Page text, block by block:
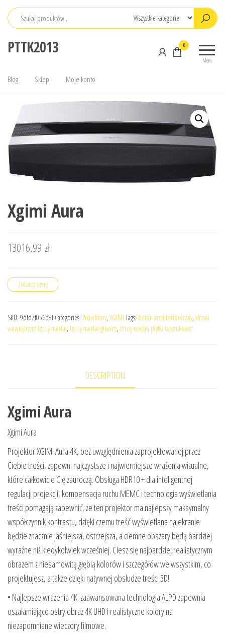
Przejdź
PTTK2013
Menu
0
Blog Sklep Moje konto
Xgimi Aura
13016,99 zł
Zobacz cenę
SKU: 9dfd7f056b8f Categories: Projektory, XGIMI Tags: beton architektoniczny, drzwi
wewnętrzne leroy merlin, leroy merlin gliwice, leroy merlin płytki łazienkowe
DESCRIPTION
Xgimi Aura
Xgimi Aura
Projektor XGIMI Aura 4K, bez uwzględnienia zaprojektowanej przez
Ciebie treści, zapewni najczystsze i najwierniejsze wrażenia wizualne,
które całkowicie Cię zauroczą. Obsługa HDR10 + dla inteligentnej
regulacji projekcji, kompensacja ruchu MEMC i technologia wyświetlania
treści pomagają zapewnić, że ten projektor ma najlepszy maksymalny
współczynnik kontrastu, dzięki czemu treść wyświetlana na ekranie
będzie znacznie jaśniejsza, ostrzejsza, a ciemne obszary będą bardziej
wyraźne niż kiedykolwiek wcześniej. Ciesz się najbardziej realistycznym
obrazem z niesamowitą głębią kolorów i szczegółów we wszystkim, co
projektujesz, a także dzięki natywnej obsłudze treści 3D!
• Najlepsze wrażenia 4K: zaawansowana technologia ALPD zapewnia
oszałamiająco ostry obraz 4K UHD i realistyczne kolory na
niezapomniane wieczory filmowe.